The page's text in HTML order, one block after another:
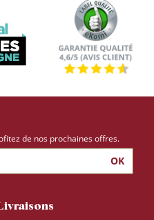
de nos prochaines offres.
OK